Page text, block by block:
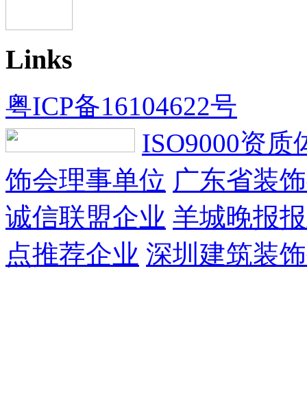
Links
粤ICP备16104622号
ISO9000资质
饰会理事单位 广东省装
诚信联盟企业 羊城晚报
点推荐企业 深圳建筑装